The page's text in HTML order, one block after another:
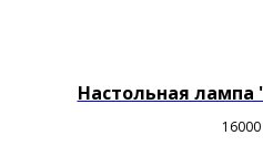
Настольная лампа
16000